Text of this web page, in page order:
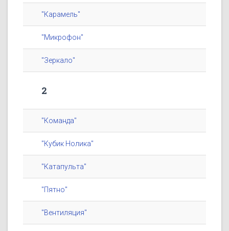
"Карамель"
"Микрофон"
"Зеркало"
2
"Команда"
"Кубик Нолика"
"Катапульта"
"Пятно"
"Вентиляция"